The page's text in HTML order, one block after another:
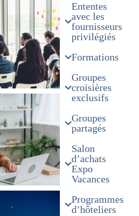
Ententes
avec les
fournisseurs
privilégiés
Formations
Groupes
croisières
exclusifs
Groupes
partagés
Salon
d’achats
Expo
Vacances
Programmes
d’hôteliers